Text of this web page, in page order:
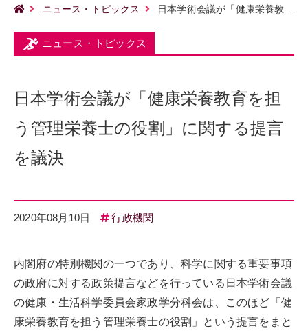
ニュース・トピックス 日本学術会議が「健康栄養教育を担う管理栄養士の役割」に関する提言を議決
ニュース・トピックス
日本学術会議が「健康栄養教育を担
う管理栄養士の役割」に関する提言
を議決
2020年08月10日 行政機関
内閣府の特別機関の一つであり、科学に関する重要事項
の政府に対する政策提言などを行っている日本学術会議
の健康・生活科学委員会家政学分科会は、このほど「健
康栄養教育を担う管理栄養士の役割」という提言をまと